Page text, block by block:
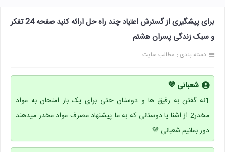
برای پیشگیری از گسترش اعتیاد چند راه حل ارائه کنید صفحه 24 تفکر
و سبک زندگی پسران هشتم
دسته بندی : مطالب سایت
شعبانی 💜
1نه گفتن به رفیق ها و دوستان حتی برای یک بار امتحان به مواد
مخدر2 از اشنا یا دوستانی که به ما پیشنهاد مصرف مواد مخدر میدهند
دور بمانیم شعبانی 💜